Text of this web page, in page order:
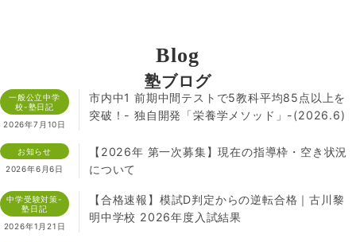
Blog
塾ブログ
一般公立中学
校-塾日記
2026年7月10日
市内中1 前期中間テストで5教科平均85点以上を
突破！- 独自開発「栄養学メソッド」-(2026.6)
お知らせ
2026年6月6日
【2026年 第一次募集】現在の指導枠・空き状況
について
中学受験対策-
塾日記
2026年1月21日
【合格速報】模試D判定からの逆転合格｜古川黎
明中学校 2026年度入試結果